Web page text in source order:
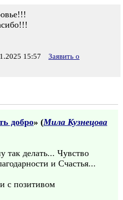
15:57
Заявить о
добро» (Мила Кузнецова
так делать... Чувство
и Счастья...
с позитивом